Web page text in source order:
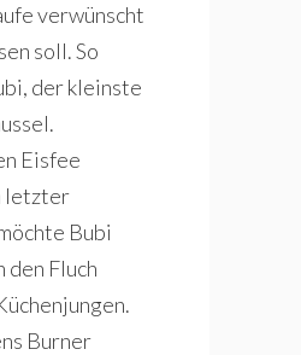
verwünscht
soll. So
der kleinste
Eisfee
letzter
Bubi
den Fluch
Burner